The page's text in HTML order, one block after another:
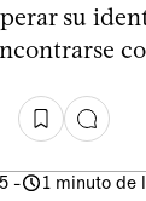
su
- 1 minuto de